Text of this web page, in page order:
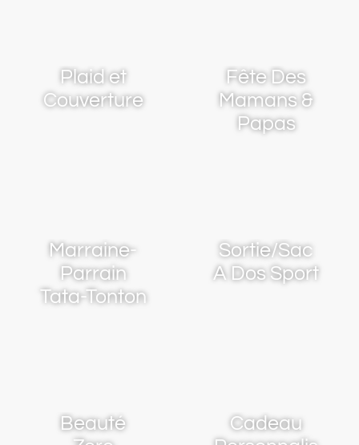
Plaid et
Couverture
Fête Des
Mamans &
Papas
Marraine-
Parrain
Tata-Tonton
Sortie/Sac
A Dos Sport
Beauté
Cadeau